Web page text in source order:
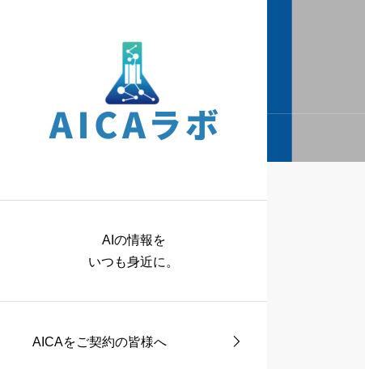
AIの情報を
いつも身近に。
AICAをご契約の皆様へ